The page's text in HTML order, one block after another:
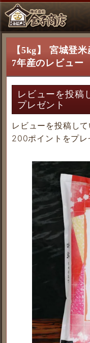
【5kg】 宮城登
7年産のレビュー
レビューを投稿
プレゼント
レビューを投稿し
200ポイントをプレ